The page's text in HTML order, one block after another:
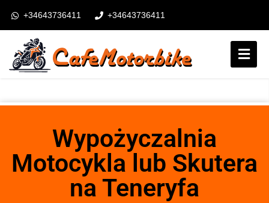
+34643736411 +34643736411
booking@cafemotorbike.com
Obserwuj nas:
Wypożyczalnia
Motocykla lub Skutera
na Teneryfa